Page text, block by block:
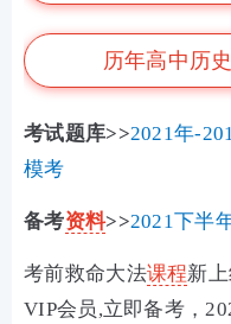
历年高中历
考试题库>>2021年-
模考
备考资料>>2021下半
考前救命大法课程新
VIP会员,立即备考，